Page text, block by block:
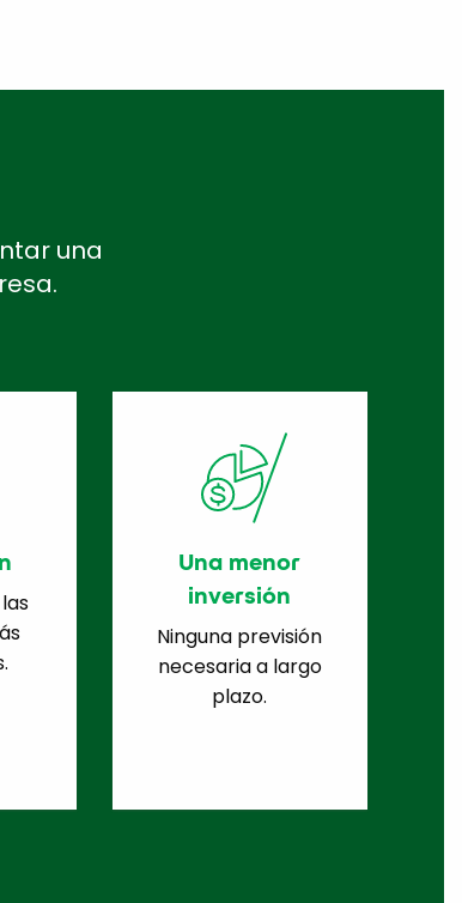
una
Una menor
inversión
Ninguna previsión
necesaria a largo
plazo.